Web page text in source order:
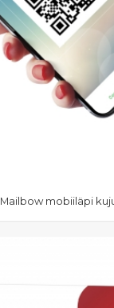
Mailbow mobiiläpi